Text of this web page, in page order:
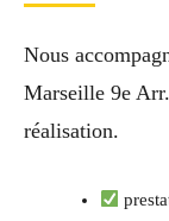
Nous
Marseille 9e
réalisation.